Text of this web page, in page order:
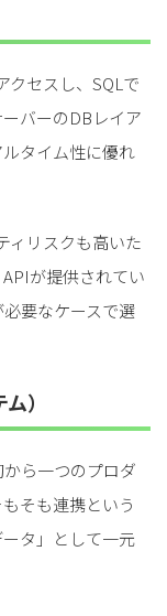
クセスし、SQLで
バーのDBレイア
タイム性に優れ
ィリスクも高いた
が提供されてい
要なケースで選
）
ら一つのプロダ
そも連携という
タ」として一元